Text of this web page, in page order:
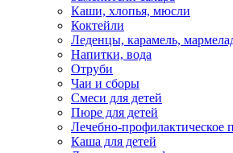
Каши, хлопья, мюсли
Коктейли
Леденцы, карамель,
Напитки, вода
Отруби
Чаи и сборы
Смеси для детей
Пюре для детей
Лечебно-профилактическое
Каша для детей